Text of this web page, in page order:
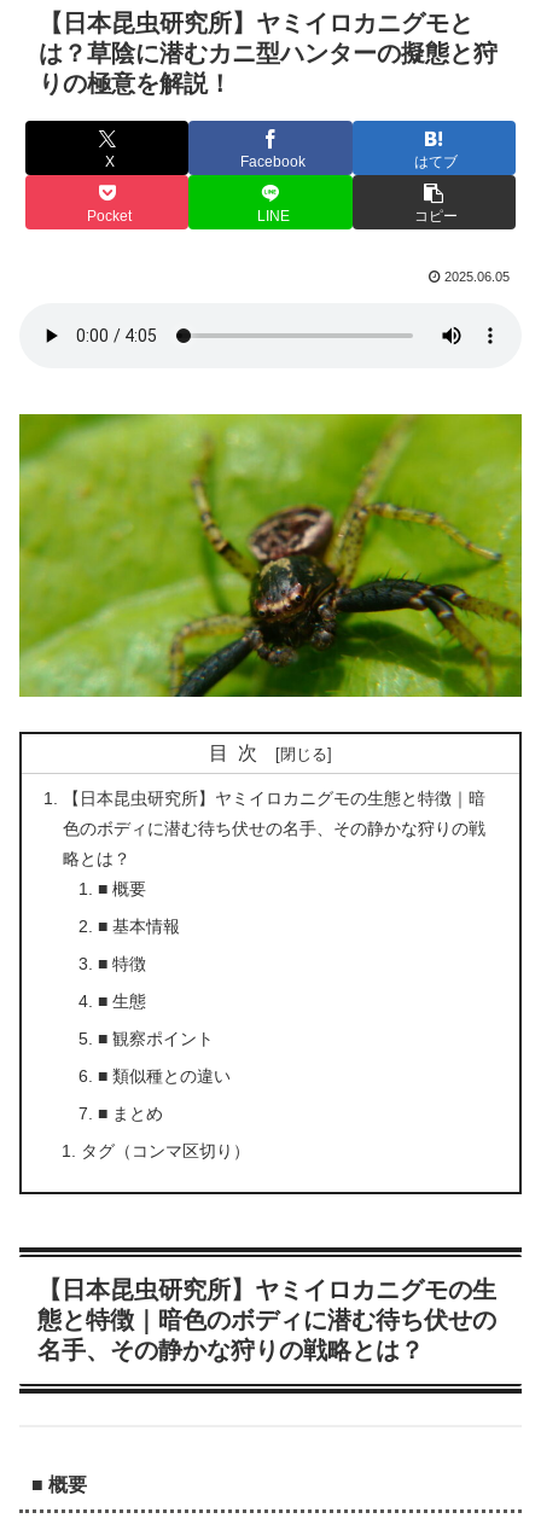
【日本昆虫研究所】ヤミイロカニグモと
は？草陰に潜むカニ型ハンターの擬態と狩
りの極意を解説！
X Facebook はてブ
Pocket LINE コピー
2025.06.05
目次
【日本昆虫研究所】ヤミイロカニグモの生態と特徴｜暗
色のボディに潜む待ち伏せの名手、その静かな狩りの戦
略とは？
■ 概要
■ 基本情報
■ 特徴
■ 生態
■ 観察ポイント
■ 類似種との違い
■ まとめ
タグ（コンマ区切り）
【日本昆虫研究所】ヤミイロカニグモの生
態と特徴｜暗色のボディに潜む待ち伏せの
名手、その静かな狩りの戦略とは？
■ 概要